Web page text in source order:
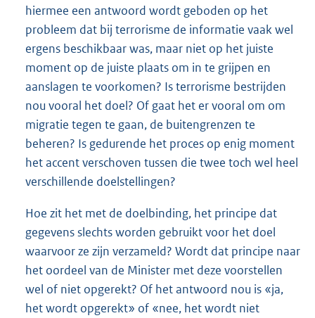
hiermee een antwoord wordt geboden op het
probleem dat bij terrorisme de informatie vaak wel
ergens beschikbaar was, maar niet op het juiste
moment op de juiste plaats om in te grijpen en
aanslagen te voorkomen? Is terrorisme bestrijden
nou vooral het doel? Of gaat het er vooral om om
migratie tegen te gaan, de buitengrenzen te
beheren? Is gedurende het proces op enig moment
het accent verschoven tussen die twee toch wel heel
verschillende doelstellingen?
Hoe zit het met de doelbinding, het principe dat
gegevens slechts worden gebruikt voor het doel
waarvoor ze zijn verzameld? Wordt dat principe naar
het oordeel van de Minister met deze voorstellen
wel of niet opgerekt? Of het antwoord nou is «ja,
het wordt opgerekt» of «nee, het wordt niet